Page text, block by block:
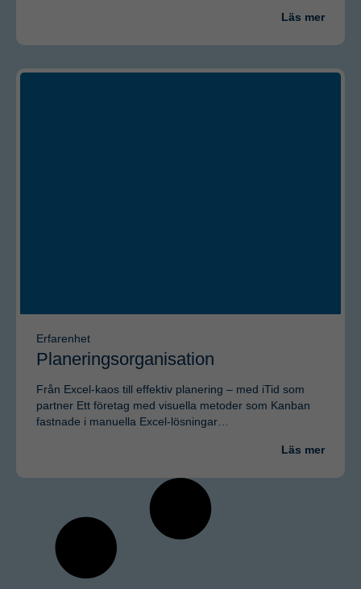
Läs mer
Erfarenhet
Planeringsorganisation
Från Excel-kaos till effektiv planering – med iTid som
partner Ett företag med visuella metoder som Kanban
fastnade i manuella Excel-lösningar…
Läs mer